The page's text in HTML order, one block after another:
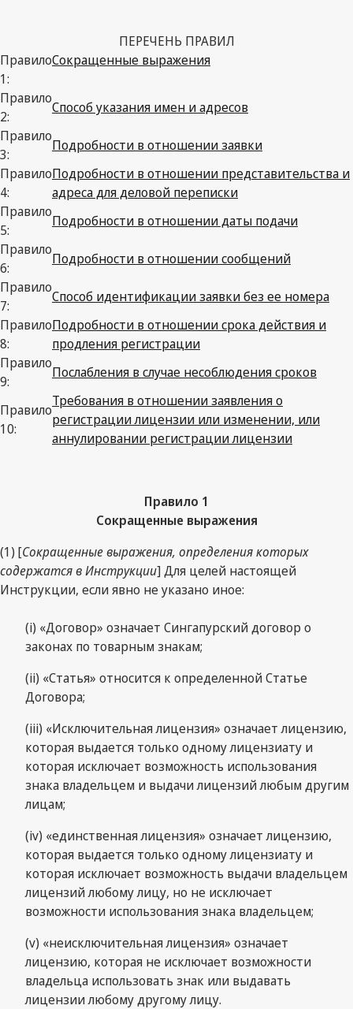
ПЕРЕЧЕНЬ ПРАВИЛ
Правило
1:
Сокращенные выражения
Правило
2:
Способ указания имен и адресов
Правило
3:
Подробности в отношении заявки
Правило
4:
Подробности в отношении представительства и
адреса для деловой переписки
Правило
5:
Подробности в отношении даты подачи
Правило
6:
Подробности в отношении сообщений
Правило
7:
Способ идентификации заявки без ее номера
Правило
8:
Подробности в отношении срока действия и
продления регистрации
Правило
9:
Послабления в случае несоблюдения сроков
Правило
10:
Требования в отношении заявления о
регистрации лицензии или изменении, или
аннулировании регистрации лицензии
Правило 1
Сокращенные выражения
(1) [Сокращенные выражения, определения которых
содержатся в Инструкции] Для целей настоящей
Инструкции, если явно не указано иное:
(i) «Договор» означает Сингапурский договор о
законах по товарным знакам;
(ii) «Статья» относится к определенной Статье
Договора;
(iii) «Исключительная лицензия» означает лицензию,
которая выдается только одному лицензиату и
которая исключает возможность использования
знака владельцем и выдачи лицензий любым другим
лицам;
(iv) «единственная лицензия» означает лицензию,
которая выдается только одному лицензиату и
которая исключает возможность выдачи владельцем
лицензий любому лицу, но не исключает
возможности использования знака владельцем;
(v) «неисключительная лицензия» означает
лицензию, которая не исключает возможности
владельца использовать знак или выдавать
лицензии любому другому лицу.